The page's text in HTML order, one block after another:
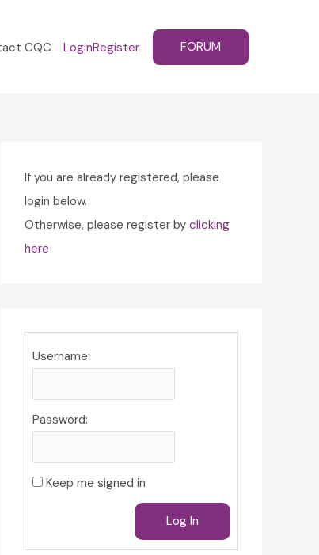
CQC LoginRegister FORUM
If you are already registered, please
login below.
Otherwise, please register by clicking
here
Username:
Password:
Keep me signed in
Log In